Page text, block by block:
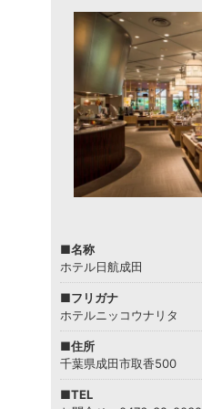
■名称
ホテル日航成田
■フリガナ
ホテルニッコウナリタ
■住所
千葉県成田市取香500
■TEL